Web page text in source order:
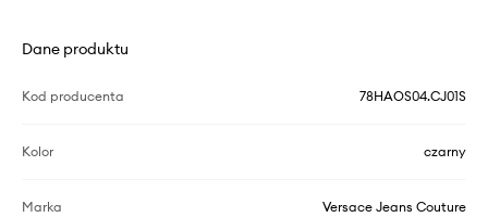
Dane produktu
Kod producenta 78HAOS04.CJ01S
Kolor czarny
Marka Versace Jeans Couture